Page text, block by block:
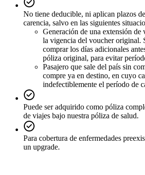
No tiene deducible, ni aplican plazos
carencia, salvo en las siguientes
Generación de una extensión
la vigencia del voucher original.
comprar los días adicionales
póliza original, para evitar
Pasajero que sale del país sin
compre ya en destino, en cuyo
indefectiblemente el período de
Puede ser adquirido como póliza
de viajes bajo nuestra póliza de salud.
Para cobertura de enfermedades
un upgrade.